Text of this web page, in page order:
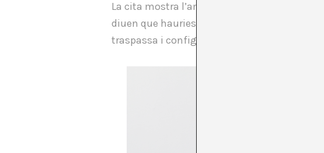
La cita mostra l’ambivalència entre la
diuen que hauries de ser, i el que veus que
traspassa i configura.